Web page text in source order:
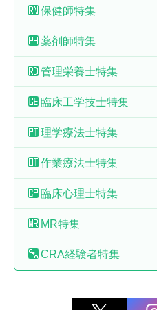
保健師特集
薬剤師特集
管理栄養士特集
臨床工学技士特集
理学療法士特集
作業療法士特集
臨床心理士特集
MR特集
CRA経験者特集